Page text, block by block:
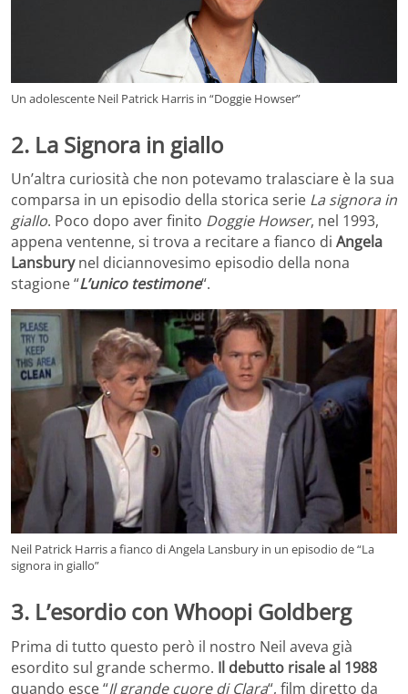
Un adolescente Neil Patrick Harris in “Doggie Howser”
2. La Signora in giallo
Un’altra curiosità che non potevamo tralasciare è la sua
comparsa in un episodio della storica serie La signora in
giallo. Poco dopo aver finito Doggie Howser, nel 1993,
appena ventenne, si trova a recitare a fianco di Angela
Lansburynel diciannovesimo episodio della nona
stagione “L’unico testimone“.
Neil Patrick Harris a fianco di Angela Lansbury in un episodio de “La
signora in giallo”
3. L’esordio con Whoopi Goldberg
Prima di tutto questo però il nostro Neil aveva già
esordito sul grande schermo. Il debutto risale al 1988
quando esce “Il grande cuore di Clara“, film diretto da